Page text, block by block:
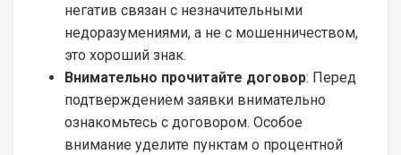
негатив связан с незначительными
недоразумениями, а не с мошенничеством,
это хороший знак.
Внимательно прочитайте договор: Перед
подтверждением заявки внимательно
ознакомьтесь с договором. Особое
внимание уделите пунктам о процентной